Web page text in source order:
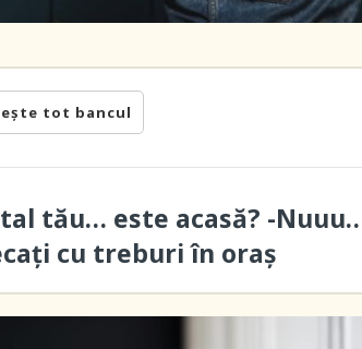
tot bancul
tău… este acasă? -
cu treburi în oraș